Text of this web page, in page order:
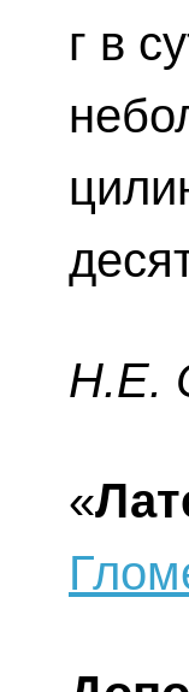
г в
H.E.
«